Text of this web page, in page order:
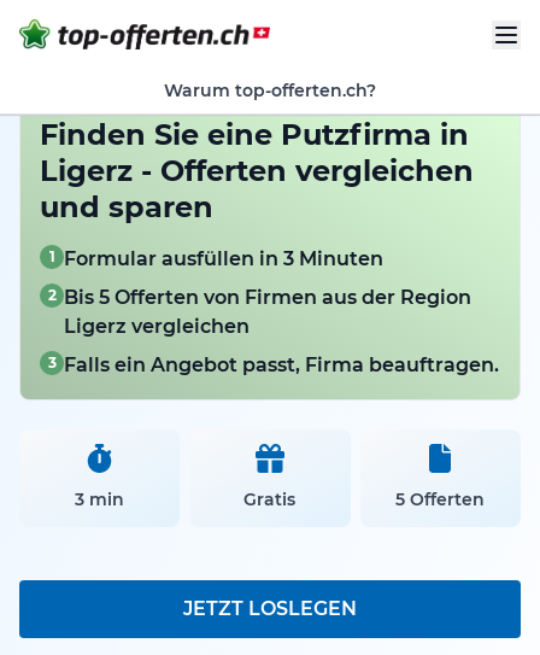
Warum top-offerten.ch?
Finden Sie eine Putzfirma in
Ligerz - Offerten vergleichen
und sparen
1 Formular ausfüllen in 3 Minuten
2 Bis 5 Offerten von Firmen aus der Region
Ligerz vergleichen
3 Falls ein Angebot passt, Firma beauftragen.
3 min Gratis 5 Offerten
JETZT LOSLEGEN